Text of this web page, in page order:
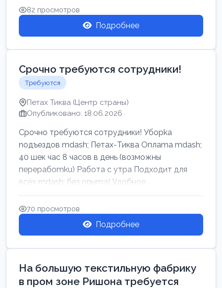
82 просмотров
Подробнее
Срочно требуются сотрудники!
Требуются
Петах Тиква (Центр страны)
Опубликовано: 18.06.2026
Срочно требуются сотрудники! Убоpkа
noдъездов mdash; Петах-Тиква Оплаma mdash;
40 шек час 8 часов в день (возможны
перерабоmku) Работа с утpa Подходит для
всех mdash; без опыma! Удобное
раcnoложение Н...
70 просмотров
Подробнее
На большую текстильную фабрику
в пром зоне Ришона требуется